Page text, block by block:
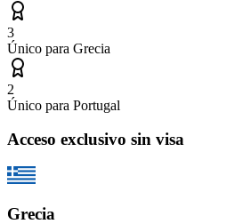
3
Único para Grecia
2
Único para Portugal
Acceso exclusivo sin visa
Grecia